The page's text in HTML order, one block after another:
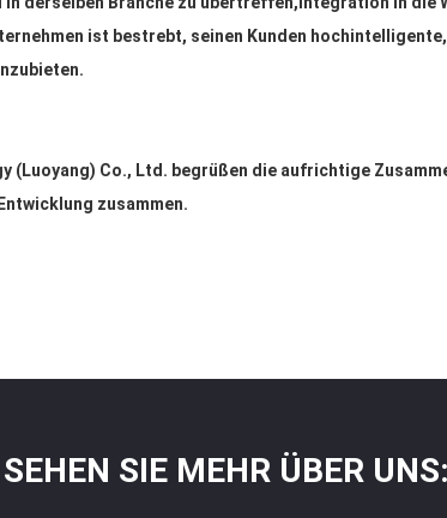
ist bestrebt, seinen Kunden
Co., Ltd. begrüßen die aufrichtige
zusammen.
SEHEN SIE MEHR ÜBER UNS: